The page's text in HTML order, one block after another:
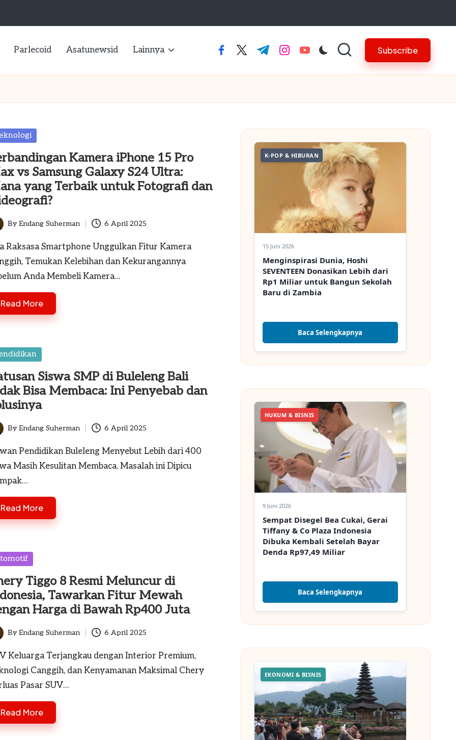
Parlecoid Asatunewsid Lainnya facebook.com
twitter.com
t.me instagram.com
youtube.com Subscribe
Kamera iPhone 15 Pro
vs Samsung Galaxy S24 Ultra:
yang Terbaik untuk Fotografi dan
ByEndang Suherman 6 April 2025
Raksasa Smartphone Unggulkan Fitur Kamera
Temukan Kelebihan dan Kekurangannya
Anda Membeli Kamera…
Read More
Siswa SMP di Buleleng Bali
Bisa Membaca: Ini Penyebab dan
ByEndang Suherman 6 April 2025
Pendidikan Buleleng Menyebut Lebih dari 400
Masih Kesulitan Membaca. Masalah ini Dipicu
Read More
Tiggo 8 Resmi Meluncur di
Tawarkan Fitur Mewah
Harga di Bawah Rp400 Juta
ByEndang Suherman 6 April 2025
Keluarga Terjangkau dengan Interior Premium,
Canggih, dan Kenyamanan Maksimal Chery
Pasar SUV…
Read More
K-POP & HIBURAN
15 Juni 2026
Menginspirasi Dunia, Hoshi
SEVENTEEN Donasikan Lebih dari
Rp1 Miliar untuk Bangun Sekolah
Baru di Zambia
Baca Selengkapnya
HUKUM & BISNIS
9 Juni 2026
Sempat Disegel Bea Cukai, Gerai
Tiffany & Co Plaza Indonesia
Dibuka Kembali Setelah Bayar
Denda Rp97,49 Miliar
Baca Selengkapnya
EKONOMI & BISNIS